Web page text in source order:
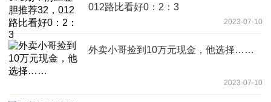
012路比看好0：2：3
2023-07-10
外卖小哥捡到10万元现金，他选择……
2023-07-10